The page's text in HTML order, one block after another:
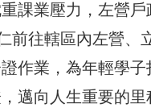
課業壓力，左營
前往轄區內左營
作業，為年輕學
邁向人生重要的